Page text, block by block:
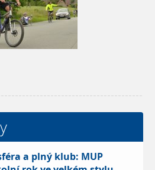
a plný klub: MUP